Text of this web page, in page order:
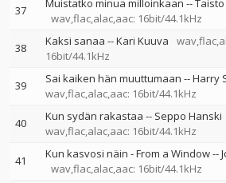
37 Muistatko minua milloinkaan --
wav,flac,alac,aac: 16bit/44.1kHz
38 Kaksi sanaa --Kari Kuuva
16bit/44.1kHz
39 Sai kaiken hän muuttumaan --Harry
wav,flac,alac,aac: 16bit/44.1kHz
40 Kun sydän rakastaa -- Seppo Hanski
wav,flac,alac,aac: 16bit/44.1kHz
41 Kun kasvosi näin - From a Window--
wav,flac,alac,aac: 16bit/44.1kHz